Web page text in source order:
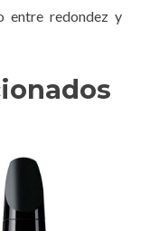
entre redondez y